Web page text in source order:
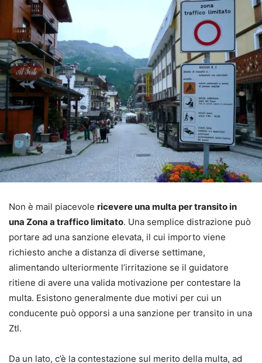
Non è mail piacevole ricevere una multa per transito in
una Zona a traffico limitato. Una semplice distrazione può
portare ad una sanzione elevata, il cui importo viene
richiesto anche a distanza di diverse settimane,
alimentando ulteriormente l’irritazione se il guidatore
ritiene di avere una valida motivazione per contestare la
multa. Esistono generalmente due motivi per cui un
conducente può opporsi a una sanzione per transito in una
Ztl.
Da un lato, c’è la contestazione sul merito della multa, ad